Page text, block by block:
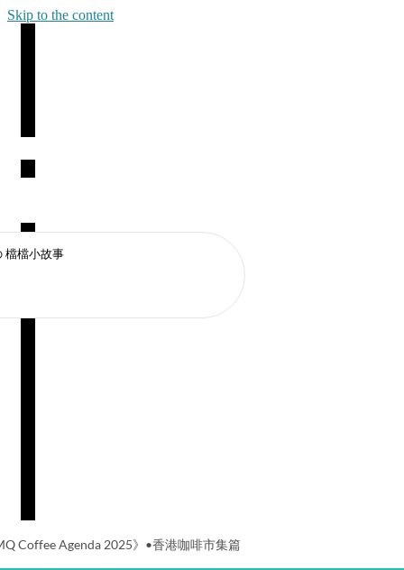
Skip to the content
檔檔小故事
Coffee Agenda 2025》•香港咖啡市集篇